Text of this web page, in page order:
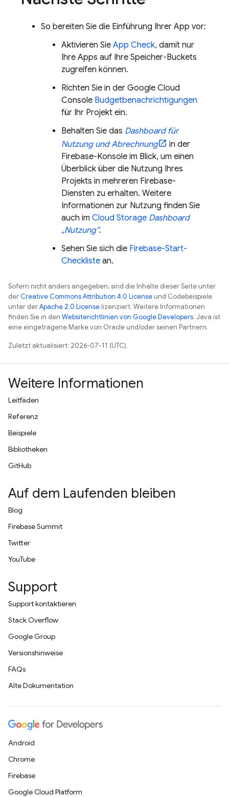
So bereiten Sie die Einführung Ihrer App vor:
Aktivieren Sie App Check, damit nur
Ihre Apps auf Ihre Speicher-Buckets
zugreifen können.
Richten Sie in der Google Cloud
Console Budgetbenachrichtigungen
für Ihr Projekt ein.
Behalten Sie das Dashboard für
Nutzung und Abrechnung
in der
Firebase-Konsole im Blick, um einen
Überblick über die Nutzung Ihres
Projekts in mehreren Firebase-
Diensten zu erhalten. Weitere
Informationen zur Nutzung finden Sie
auch im Cloud Storage Dashboard
„Nutzung“.
Sehen Sie sich die Firebase-Start-
Checkliste an.
Sofern nicht anders angegeben, sind die Inhalte dieser Seite unter
derCreative Commons Attribution 4.0 License und Codebeispiele
unter derApache 2.0 License lizenziert. Weitere Informationen
finden Sie in den Websiterichtlinien von Google Developers. Java ist
eine eingetragene Marke von Oracle und/oder seinen Partnern.
Zuletzt aktualisiert: 2026-07-11 (UTC).
Weitere Informationen
Leitfäden
Referenz
Beispiele
Bibliotheken
GitHub
Auf dem Laufenden bleiben
Blog
Firebase Summit
Twitter
YouTube
Support
Support kontaktieren
Stack Overflow
Google Group
Versionshinweise
FAQs
Alte Dokumentation
Android
Chrome
Firebase
Google Cloud Platform